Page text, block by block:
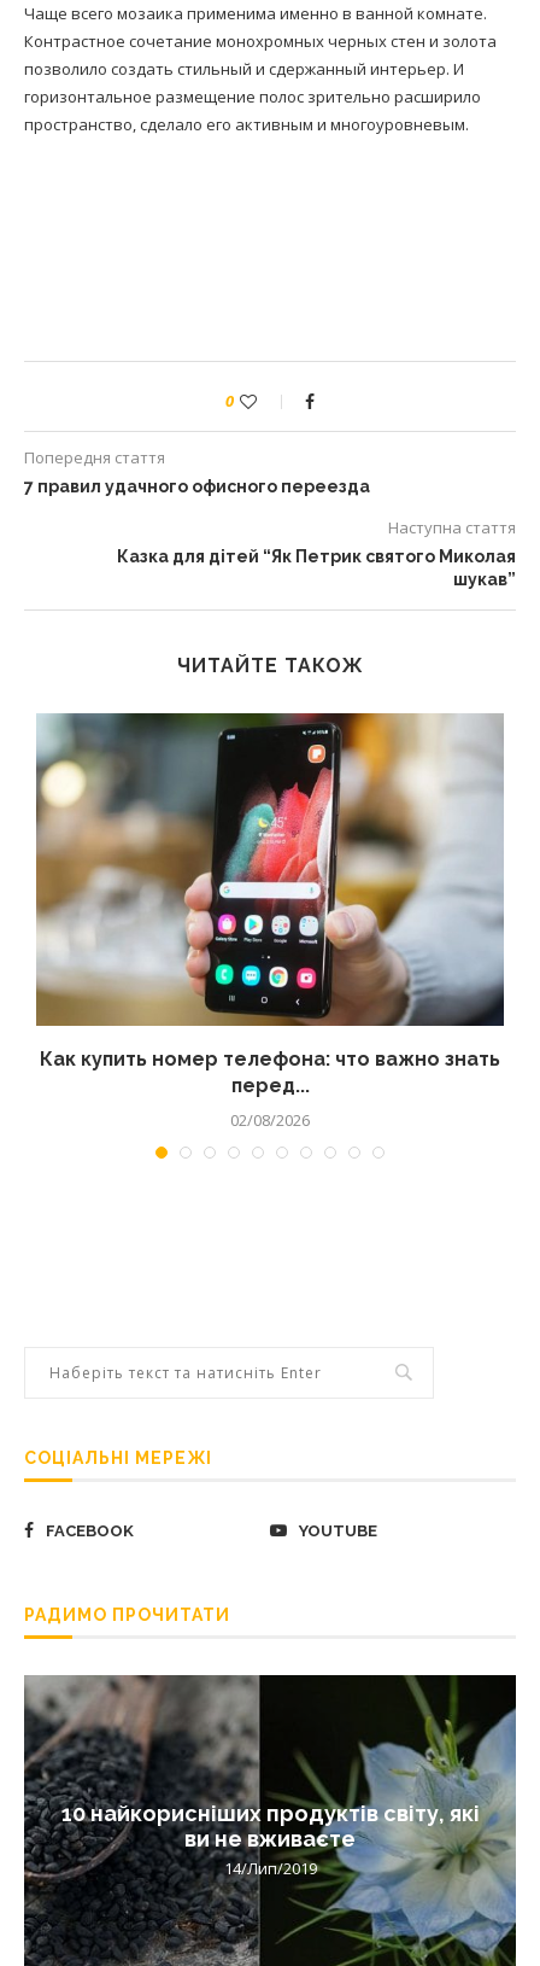
Чаще всего мозаика применима именно в ванной комнате.
Контрастное сочетание монохромных черных стен и золота
позволило создать стильный и сдержанный интерьер. И
горизонтальное размещение полос зрительно расширило
пространство, сделало его активным и многоуровневым.
0
Попередня стаття
7 правил удачного офисного переезда
Наступна стаття
Казка для дітей “Як Петрик святого Миколая
шукав”
ЧИТАЙТЕ ТАКОЖ
Как купить номер телефона: что важно знать
перед...
02/08/2026
СОЦІАЛЬНІ МЕРЕЖІ
FACEBOOK YOUTUBE
РАДИМО ПРОЧИТАТИ
10 найкорисніших продуктів світу, які
ви не вживаєте
14/Лип/2019